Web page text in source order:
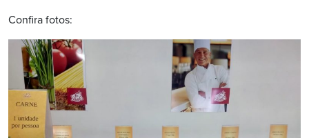
Confira fotos: